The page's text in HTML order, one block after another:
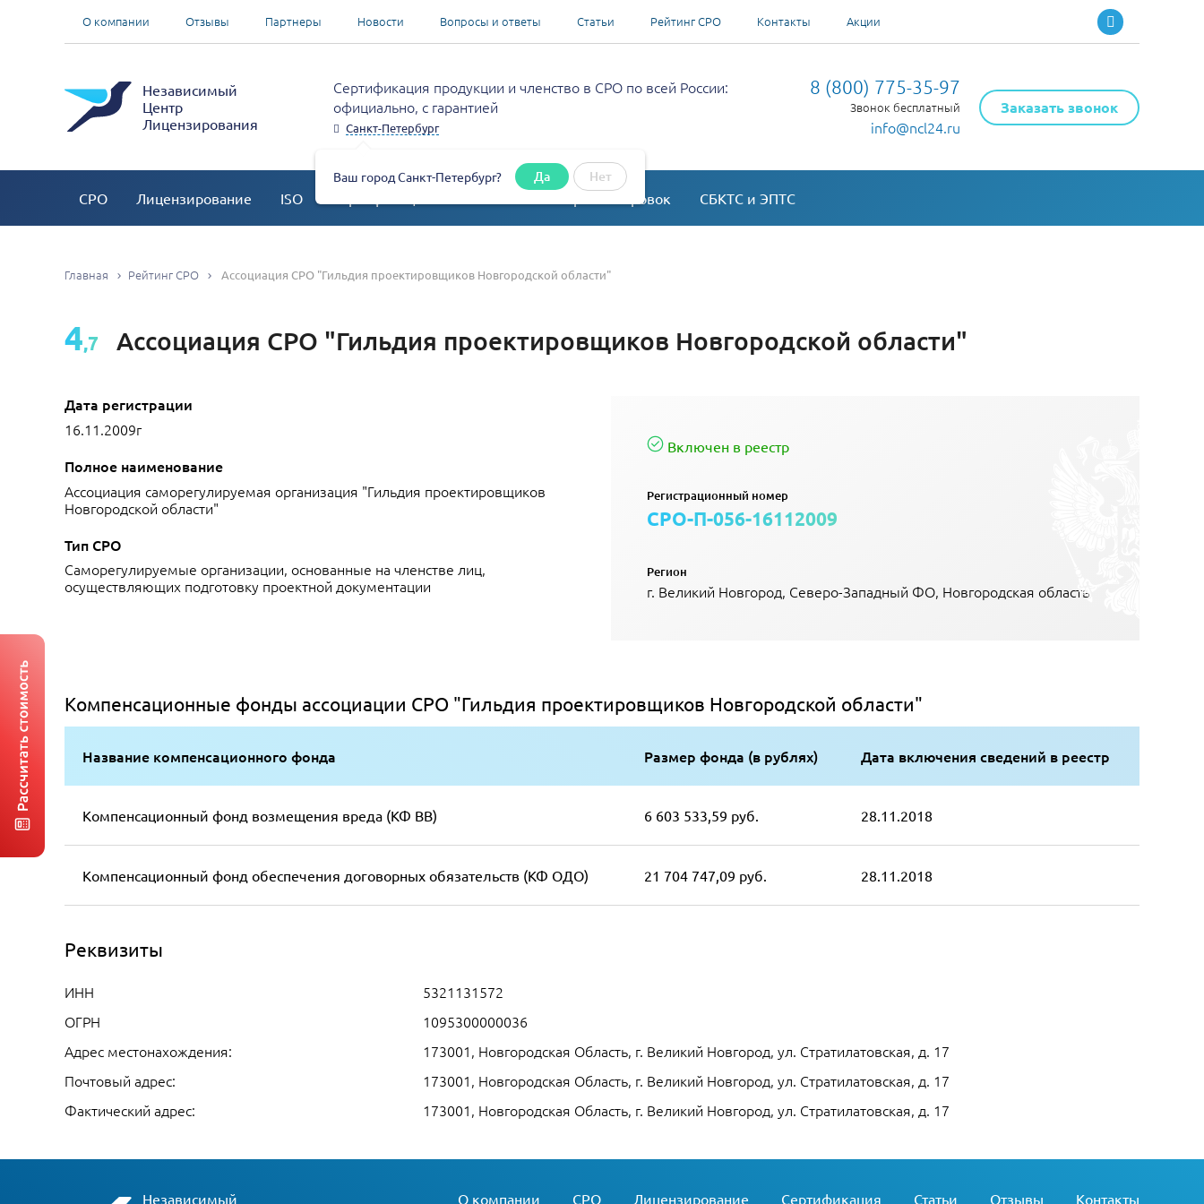
О компании Отзывы Партнеры Новости Вопросы и ответы Статьи Рейтинг СРО Контакты Акции
Независимый
Центр
Лицензирования
Сертификация продукции и членство в СРО по всей России:
официально, с гарантией
Санкт-Петербург
Ваш город Санкт-Петербург? Да Нет
8 (800) 775-35-97
Звонок бесплатный
info@ncl24.ru
Заказать звонок
СРО Лицензирование ISO Согласование перепланировок СБКТС и ЭПТС
Главная Рейтинг СРО Ассоциация СРО "Гильдия проектировщиков Новгородской области"
4,7 Ассоциация СРО "Гильдия проектировщиков Новгородской области"
Дата регистрации
16.11.2009г
Полное наименование
Ассоциация саморегулируемая организация "Гильдия проектировщиков
Новгородской области"
Тип СРО
Саморегулируемые организации, основанные на членстве лиц,
осуществляющих подготовку проектной документации
Включен в реестр
Регистрационный номер
СРО-П-056-16112009
Регион
г. Великий Новгород, Северо-Западный ФО, Новгородская область
Компенсационные фонды ассоциации СРО "Гильдия проектировщиков Новгородской области"
Название компенсационного фонда Размер фонда (в рублях) Дата включения сведений в реестр
Компенсационный фонд возмещения вреда (КФ ВВ) 6 603 533,59 руб. 28.11.2018
Компенсационный фонд обеспечения договорных обязательств (КФ ОДО) 21 704 747,09 руб. 28.11.2018
Реквизиты
ИНН
5321131572
ОГРН
1095300000036
Адрес местонахождения:
173001, Новгородская Область, г. Великий Новгород, ул. Стратилатовская, д. 17
Почтовый адрес:
173001, Новгородская Область, г. Великий Новгород, ул. Стратилатовская, д. 17
Фактический адрес:
173001, Новгородская Область, г. Великий Новгород, ул. Стратилатовская, д. 17
Независимый О компании СРО Лицензирование Сертификация Статьи Отзывы Контакты